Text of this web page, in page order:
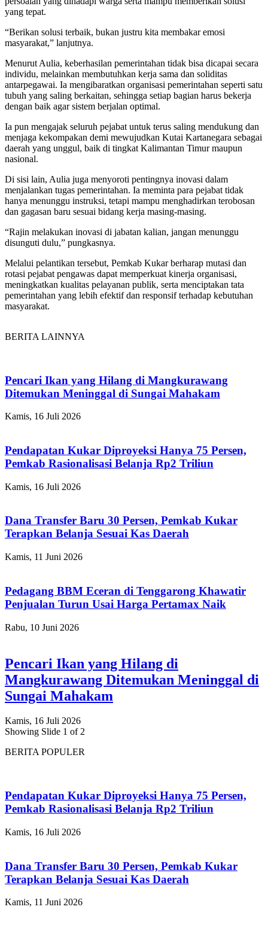
yang tepat.
“Berikan solusi terbaik, bukan justru kita membakar emosi
masyarakat,” lanjutnya.
Menurut Aulia, keberhasilan pemerintahan tidak bisa dicapai secara
individu, melainkan membutuhkan kerja sama dan soliditas
antarpegawai. Ia mengibaratkan organisasi pemerintahan seperti satu
tubuh yang saling berkaitan, sehingga setiap bagian harus bekerja
dengan baik agar sistem berjalan optimal.
Ia pun mengajak seluruh pejabat untuk terus saling mendukung dan
menjaga kekompakan demi mewujudkan Kutai Kartanegara sebagai
daerah yang unggul, baik di tingkat Kalimantan Timur maupun
nasional.
Di sisi lain, Aulia juga menyoroti pentingnya inovasi dalam
menjalankan tugas pemerintahan. Ia meminta para pejabat tidak
hanya menunggu instruksi, tetapi mampu menghadirkan terobosan
dan gagasan baru sesuai bidang kerja masing-masing.
“Rajin melakukan inovasi di jabatan kalian, jangan menunggu
disunguti dulu,” pungkasnya.
Melalui pelantikan tersebut, Pemkab Kukar berharap mutasi dan
rotasi pejabat pengawas dapat memperkuat kinerja organisasi,
meningkatkan kualitas pelayanan publik, serta menciptakan tata
pemerintahan yang lebih efektif dan responsif terhadap kebutuhan
masyarakat.
BERITA LAINNYA
Pencari Ikan yang Hilang di Mangkurawang
Ditemukan Meninggal di Sungai Mahakam
Kamis, 16 Juli 2026
Pendapatan Kukar Diproyeksi Hanya 75 Persen,
Pemkab Rasionalisasi Belanja Rp2 Triliun
Kamis, 16 Juli 2026
Dana Transfer Baru 30 Persen, Pemkab Kukar
Terapkan Belanja Sesuai Kas Daerah
Kamis, 11 Juni 2026
Pedagang BBM Eceran di Tenggarong Khawatir
Penjualan Turun Usai Harga Pertamax Naik
Rabu, 10 Juni 2026
Pencari Ikan yang Hilang di
Mangkurawang Ditemukan Meninggal di
Sungai Mahakam
Kamis, 16 Juli 2026
Showing Slide 1 of 2
BERITA POPULER
Pendapatan Kukar Diproyeksi Hanya 75 Persen,
Pemkab Rasionalisasi Belanja Rp2 Triliun
Kamis, 16 Juli 2026
Dana Transfer Baru 30 Persen, Pemkab Kukar
Terapkan Belanja Sesuai Kas Daerah
Kamis, 11 Juni 2026